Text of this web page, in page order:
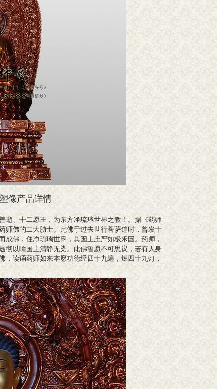
像产品详情
逝、十二愿王，为东方净琉璃世界之教主。据《药师
师佛的二大胁士。此佛于过去世行菩萨道时，曾发十
佛，住净琉璃世界，其国土庄严如极乐国。药师，
彻以喻国土清静无染。此佛誓愿不可思议，若有人身
读诵药师如来本愿功德经四十九遍，燃四十九灯，